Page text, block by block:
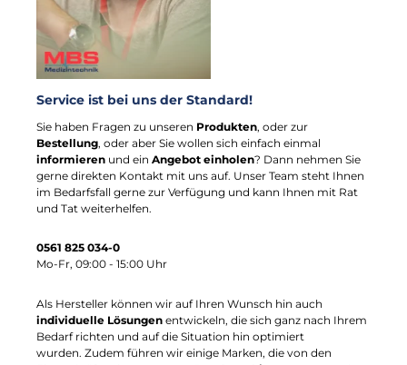
Service ist bei uns der Standard!
Sie haben Fragen zu unseren Produkten, oder zur
Bestellung, oder aber Sie wollen sich einfach einmal
informieren und ein Angebot einholen? Dann nehmen Sie
gerne direkten Kontakt mit uns auf. Unser Team steht Ihnen
im Bedarfsfall gerne zur Verfügung und kann Ihnen mit Rat
und Tat weiterhelfen.
0561 825 034-0
Mo-Fr, 09:00 - 15:00 Uhr
Als Hersteller können wir auf Ihren Wunsch hin auch
individuelle Lösungen entwickeln, die sich ganz nach Ihrem
Bedarf richten und auf die Situation hin optimiert
wurden. Zudem führen wir einige Marken, die von den